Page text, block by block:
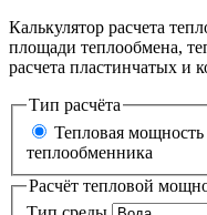
Калькулятор расчета
площади теплообмена,
расчета пластинчатых и
Тип расчёта
Тепловая мощность
теплообменника
Расчёт тепловой